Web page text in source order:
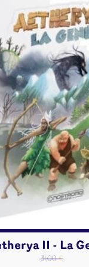
II - La
31,00€